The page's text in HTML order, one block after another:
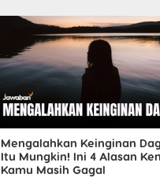
Mengalahkan Keinginan
Itu Mungkin! Ini 4 Alasan
Kamu Masih Gagal